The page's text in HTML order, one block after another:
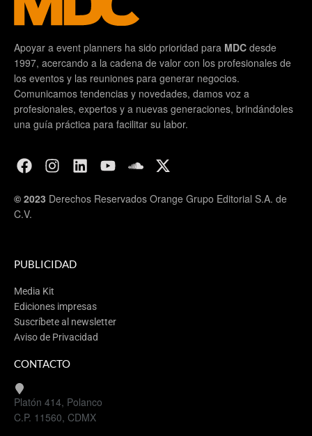
Apoyar a event planners ha sido prioridad para MDC desde
1997, acercando a la cadena de valor con los profesionales de
los eventos y las reuniones para generar negocios.
Comunicamos tendencias y novedades, damos voz a
profesionales, expertos y a nuevas generaciones, brindándoles
una guía práctica para facilitar su labor.
© 2023 Derechos Reservados Orange Grupo Editorial S.A. de
C.V.
PUBLICIDAD
Media Kit
Ediciones impresas
Suscríbete al newsletter
Aviso de Privacidad
CONTACTO
Platón 414, Polanco
C.P. 11560, CDMX